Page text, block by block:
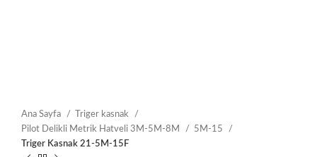
Ana Sayfa
Triger kasnak
Pilot Delikli Metrik Hatveli 3M-5M-8M
5M-15
Triger Kasnak 21-5M-15F